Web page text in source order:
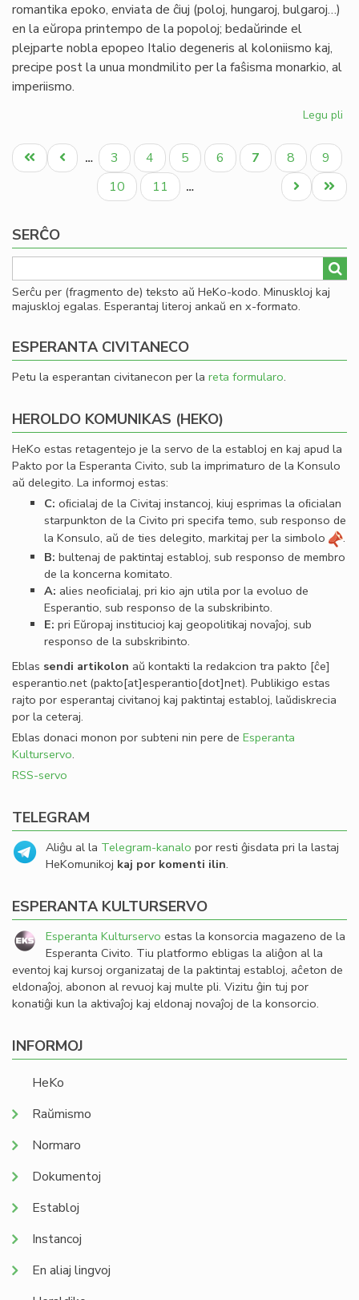
romantika epoko, enviata de ĉiuj (poloj, hungaroj, bulgaroj…)
en la eŭropa printempo de la popoloj; bedaŭrinde el
plejparte nobla epopeo Italio degeneris al koloniismo kaj,
precipe post la unua mondmilito per la faŝisma monarkio, al
imperiismo.
Legu pli
de
Pagination
Unua
paĝo
Antaŭa
paĝo
… Paĝo
3 Paĝo
4 Paĝo
5 Paĝo
6
Aktuala
paĝo
7 Paĝo
8 Paĝo
9
Paĝo
10 Paĝo
11 …
Last
page
Next
page
SERĈO
Serĉu per (fragmento de) teksto aŭ HeKo-kodo. Minuskloj kaj
majuskloj egalas. Esperantaj literoj ankaŭ en x-formato.
ESPERANTA CIVITANECO
Petu la esperantan civitanecon per la reta formularo.
HEROLDO KOMUNIKAS (HEKO)
HeKo estas retagentejo je la servo de la establoj en kaj apud la
Pakto por la Esperanta Civito, sub la imprimaturo de la Konsulo
aŭ delegito. La informoj estas:
C: oﬁcialaj de la Civitaj instancoj, kiuj esprimas la oﬁcialan
starpunkton de la Civito pri specifa temo, sub responso de
la Konsulo, aŭ de ties delegito, markitaj per la simbolo
.
B: bultenaj de paktintaj establoj, sub responso de membro
de la koncerna komitato.
A: alies neoﬁcialaj, pri kio ajn utila por la evoluo de
Esperantio, sub responso de la subskribinto.
E: pri Eŭropaj institucioj kaj geopolitikaj novaĵoj, sub
responso de la subskribinto.
Eblas sendi artikolon aŭ kontakti la redakcion tra pakto [ĉe]
esperantio.net(pakto[at]esperantio[dot]net). Publikigo estas
rajto por esperantaj civitanoj kaj paktintaj establoj, laŭdiskrecia
por la ceteraj.
Eblas donaci monon por subteni nin pere de Esperanta
Kulturservo.
RSS-servo
TELEGRAM
Aliĝu al la Telegram-kanalo por resti ĝisdata pri la lastaj
HeKomunikoj kaj por komenti ilin.
ESPERANTA KULTURSERVO
Esperanta Kulturservo estas la konsorcia magazeno de la
Esperanta Civito. Tiu platformo ebligas la aliĝon al la
eventoj kaj kursoj organizataj de la paktintaj establoj, aĉeton de
eldonaĵoj, abonon al revuoj kaj multe pli. Vizitu ĝin tuj por
konatiĝi kun la aktivaĵoj kaj eldonaj novaĵoj de la konsorcio.
INFORMOJ
HeKo
Raŭmismo
Normaro
Dokumentoj
Establoj
Instancoj
En aliaj lingvoj